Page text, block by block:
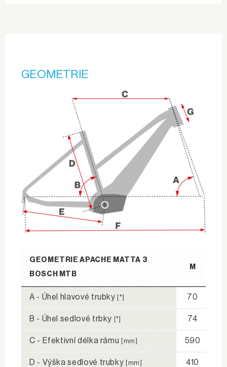
GEOMETRIE
GEOMETRIE APACHE MATTA 3
BOSCH MTB
M
A - Úhel hlavové trubky [°] 70
B - Úhel sedlové trbky [°] 74
C - Efektivní délka rámu [mm] 590
D - Výška sedlové trubky [mm] 410